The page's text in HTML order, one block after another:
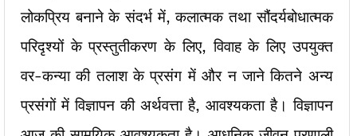
लोकप्रिय बनाने के संदर्भ में, कलात्मक तथा सौंदर्यबोधात्मक
परिदृश्यों के प्रस्तुतीकरण के लिए, विवाह के लिए उपयुक्त
वर-कन्या की तलाश के प्रसंग में और न जाने कितने अन्य
प्रसंगों में विज्ञापन की अर्थवत्ता है, आवश्यकता है। विज्ञापन